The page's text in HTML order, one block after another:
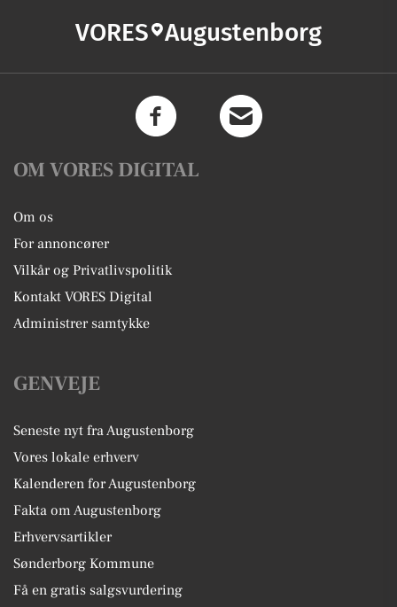
VORES Augustenborg
OM VORES DIGITAL
Om os
For annoncører
Vilkår og Privatlivspolitik
Kontakt VORES Digital
Administrer samtykke
GENVEJE
Seneste nyt fra Augustenborg
Vores lokale erhverv
Kalenderen for Augustenborg
Fakta om Augustenborg
Erhvervsartikler
Sønderborg Kommune
Få en gratis salgsvurdering